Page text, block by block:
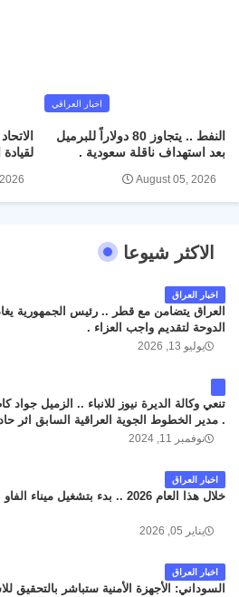
اخبار العراقي
النفط .. يتجاوز 80 دولاراً للبرميل
بعد استهداف ناقلة سعودية .
August 05, 2026
الاكثر شيوعا
اخبار العراق
العراق يتضامن مع قطر .. رئيس الجمهورية
الدوحة لتقديم واجب العزاء .
يوليو 13, 2026
تنعي وكالة الديرة نيوز للانباء .. الزميل جواد
. مدير الخطوط الجوية العراقية السابق اثر
داخل مطار البصرة الدولي اليوم الاثنين على
كان سبب الحادث يعود لتصادم عجلته مع عجلة
تابعة لشركة الهلال الماسكة لإعمار مطار
سائلين الله عز وجل ان يتغمد الفقيد بواسع
نوفمبر 11, 2024
اخبار العراق
خلال هذا العام 2026 .. بدء بتشغيل ميناء الفاو الكبير .
يناير 05, 2026
اخبار العراق
السوداني: الأجهزة الأمنية ستباشر بالتحقيق